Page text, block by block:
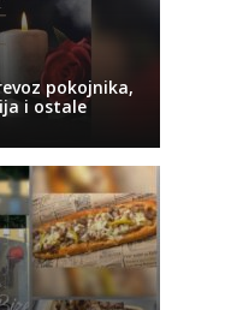
pokojnika,
i ostale